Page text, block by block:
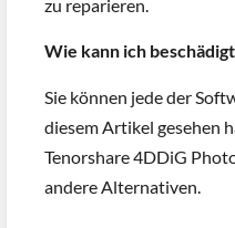
zu reparieren.
Wie kann ich
Sie können jede der
diesem Artikel gesehen
Tenorshare 4DDiG
andere Alternativen.